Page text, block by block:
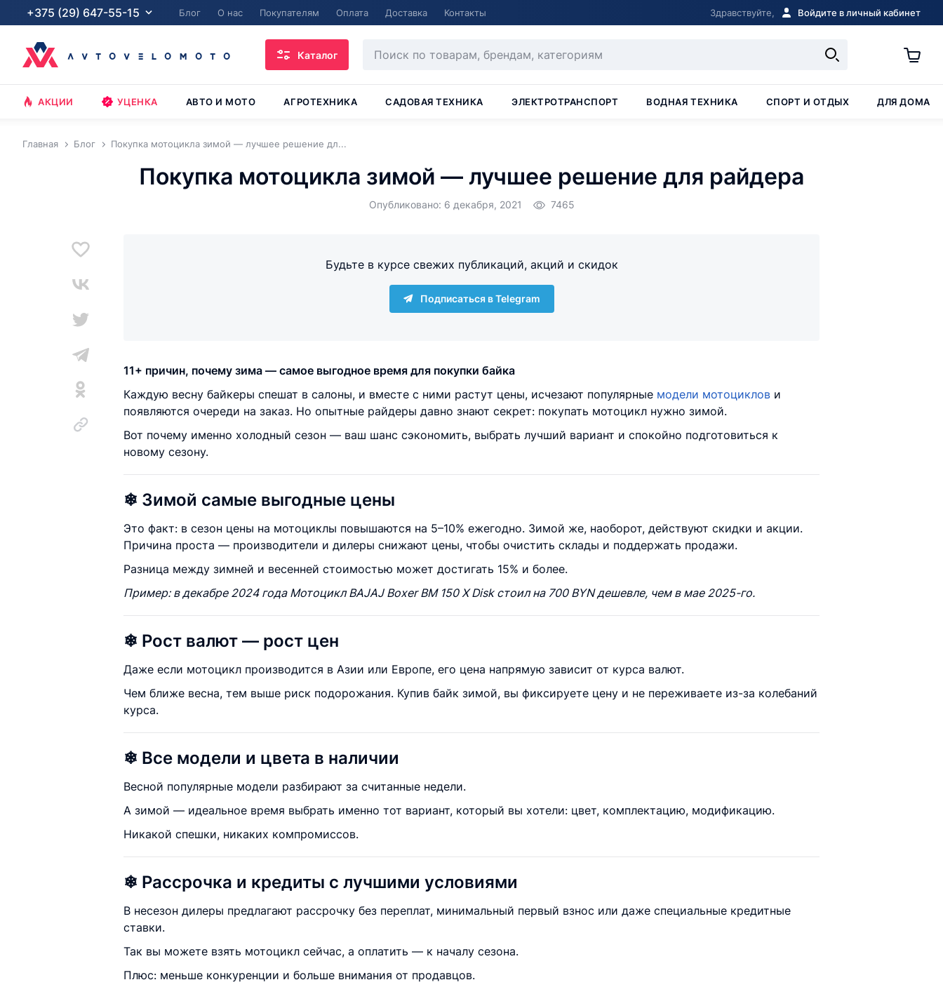
+375 (29) 647-55-15 Блог О нас Покупателям Оплата Доставка Контакты Здравствуйте, Войдите в личный кабинет
Каталог
АКЦИИ УЦЕНКА АВТО И МОТО АГРОТЕХНИКА САДОВАЯ ТЕХНИКА ЭЛЕКТРОТРАНСПОРТ ВОДНАЯ ТЕХНИКА СПОРТ И ОТДЫХ ДЛЯ ДОМА
Главная Блог Покупка мотоцикла зимой — лучшее решение дл...
Покупка мотоцикла зимой — лучшее решение для райдера
Опубликовано: 6 декабря, 2021 7465
Будьте в курсе свежих публикаций, акций и скидок
Подписаться в Telegram
11+ причин, почему зима — самое выгодное время для покупки байка
Каждую весну байкеры спешат в салоны, и вместе с ними растут цены, исчезают популярные модели мотоциклов и
появляются очереди на заказ. Но опытные райдеры давно знают секрет: покупать мотоцикл нужно зимой.
Вот почему именно холодный сезон — ваш шанс сэкономить, выбрать лучший вариант и спокойно подготовиться к
новому сезону.
❄ Зимой самые выгодные цены
Это факт: в сезон цены на мотоциклы повышаются на 5–10% ежегодно. Зимой же, наоборот, действуют скидки и акции.
Причина проста — производители и дилеры снижают цены, чтобы очистить склады и поддержать продажи.
Разница между зимней и весенней стоимостью может достигать 15% и более.
Пример: в декабре 2024 года Мотоцикл BAJAJ Boxer BM 150 X Diskстоил на 700 BYN дешевле, чем в мае 2025-го.
❄ Рост валют — рост цен
Даже если мотоцикл производится в Азии или Европе, его цена напрямую зависит от курса валют.
Чем ближе весна, тем выше риск подорожания. Купив байк зимой, вы фиксируете цену и не переживаете из-за колебаний
курса.
❄ Все модели и цвета в наличии
Весной популярные модели разбирают за считанные недели.
А зимой — идеальное время выбрать именно тот вариант, который вы хотели: цвет, комплектацию, модификацию.
Никакой спешки, никаких компромиссов.
❄ Рассрочка и кредиты с лучшими условиями
В несезон дилеры предлагают рассрочку без переплат, минимальный первый взнос или даже специальные кредитные
ставки.
Так вы можете взять мотоцикл сейчас, а оплатить — к началу сезона.
Плюс: меньше конкуренции и больше внимания от продавцов.